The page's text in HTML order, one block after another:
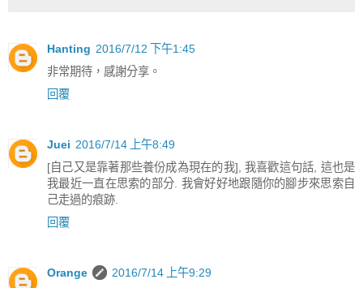
Hanting 2016/7/12 下午1:45
非常期待，感謝分享。
回覆
Juei 2016/7/14 上午8:49
[自己又是靠著那些養份成為現在的我], 我喜歡這句話, 這也是
我最近一直在思索的部分. 我會好好地跟隨你的腳步來思索自
己走過的痕跡.
回覆
Orange
2016/7/14 上午9:29